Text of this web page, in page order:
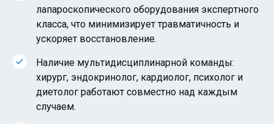
лапароскопического оборудования экспертного
класса, что минимизирует травматичность и
ускоряет восстановление.
Наличие мультидисциплинарной команды:
хирург, эндокринолог, кардиолог, психолог и
диетолог работают совместно над каждым
случаем.